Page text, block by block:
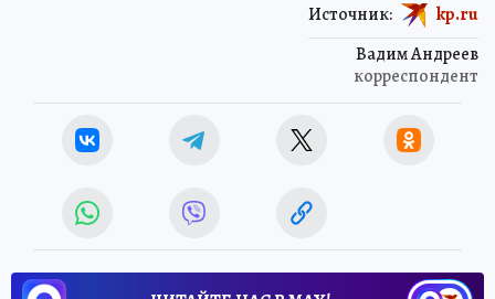
Вадим Андреев
корреспондент
Источник: kp.ru